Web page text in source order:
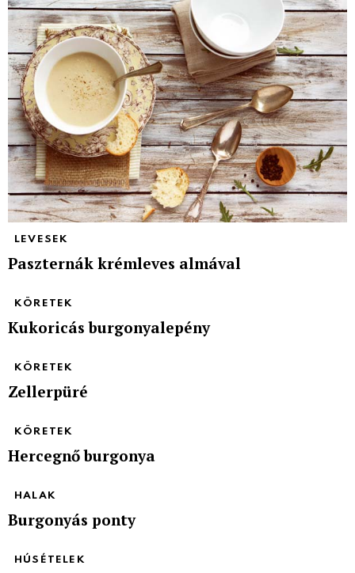
LEVESEK
Paszternák krémleves almával
KÖRETEK
Kukoricás burgonyalepény
KÖRETEK
Zellerpüré
KÖRETEK
Hercegnő burgonya
HALAK
Burgonyás ponty
HÚSÉTELEK